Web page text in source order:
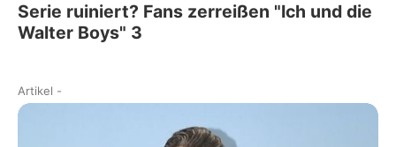
Serie ruiniert? Fans zerreißen "Ich und die
Walter Boys" 3
Artikel -